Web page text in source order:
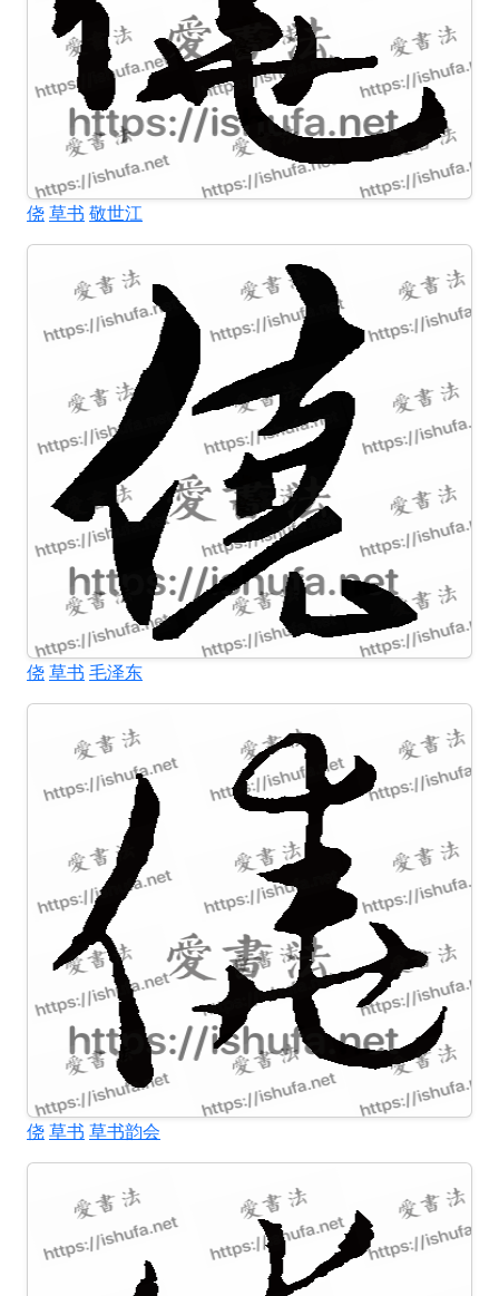
侥草书 敬世江
侥草书 毛泽东
侥草书 草书韵会